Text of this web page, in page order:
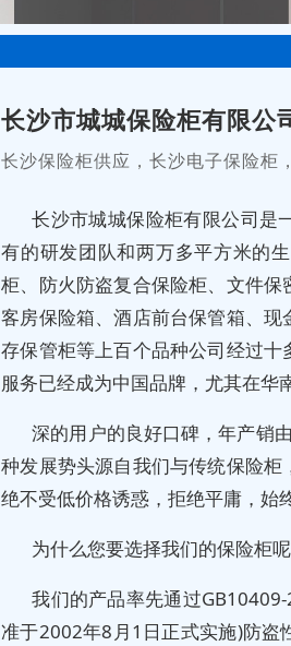
长沙市城城保险柜有限公
长沙保险柜供应，长沙电子保险柜
长沙市城城保险柜有限公司是
有的研发团队和两万多平方米的
柜、防火防盗复合保险柜、文件
客房保险箱、酒店前台保管箱、
存保管柜等上百个品种公司经过
服务已经成为中国品牌，尤其在华
深的用户的良好口碑，年产销
种发展势头源自我们与传统保险
绝不受低价格诱惑，拒绝平庸，始
为什么您要选择我们的保险柜
我们的产品率先通过
准于2002年8月1日正式实施)防盗